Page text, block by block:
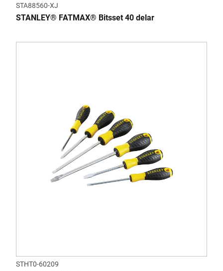
STA88560-XJ
STANLEY® FATMAX® Bitsset 40 delar
STHT0-60209